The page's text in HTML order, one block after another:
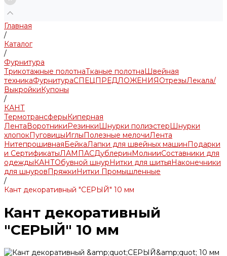
Главная
/
Каталог
/
Фурнитура
Трикотажные полотнаТканые полотнаШвейная
техникаФурнитураСПЕЦПРЕДЛОЖЕНИЯОтрезыЛекала/
ВыкройкиКупоны
/
КАНТ
ТермотрансферыКиперная
ЛентаВоротникиРезинкиШнурки полиэстерШнурки
хлопокПуговицыИглыПолезные мелочиЛента
НитепрошивнаяБейкаЛапки для швейных машинПодарки
и СертификатыЛАМПАСДублеринМолнииСоставники для
одеждыКАНТОбувной шнурНитки для шитьяНаконечники
для шнуровПряжкиНитки Промышленные
/
Кант декоративный "СЕРЫЙ" 10 мм
Кант декоративный
"СЕРЫЙ" 10 мм